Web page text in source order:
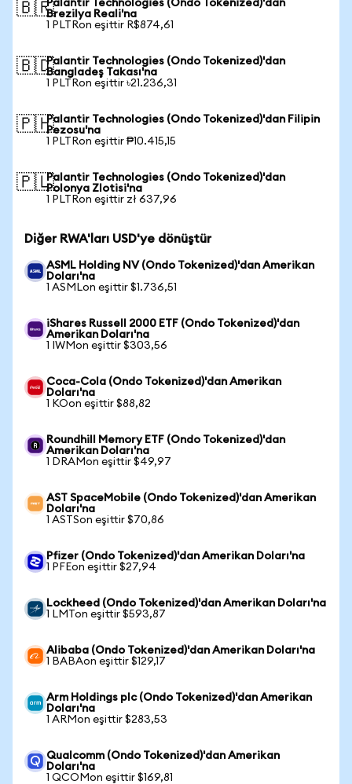
🇧🇷Palantir Technologies (Ondo Tokenized)'dan
Brezilya Reali'na
1 PLTRon eşittir R$874,61
🇧🇩Palantir Technologies (Ondo Tokenized)'dan
Bangladeş Takası'na
1 PLTRon eşittir ৳21.236,31
🇵🇭Palantir Technologies (Ondo Tokenized)'dan Filipin
Pezosu'na
1 PLTRon eşittir ₱10.415,15
🇵🇱Palantir Technologies (Ondo Tokenized)'dan
Polonya Zlotisi'na
1 PLTRon eşittir zł 637,96
Diğer RWA'ları USD'ye dönüştür
ASML Holding NV (Ondo Tokenized)'dan Amerikan
Doları'na
1 ASMLon eşittir $1.736,51
iShares Russell 2000 ETF (Ondo Tokenized)'dan
Amerikan Doları'na
1 IWMon eşittir $303,56
Coca-Cola (Ondo Tokenized)'dan Amerikan
Doları'na
1 KOon eşittir $88,82
Roundhill Memory ETF (Ondo Tokenized)'dan
Amerikan Doları'na
1 DRAMon eşittir $49,97
AST SpaceMobile (Ondo Tokenized)'dan Amerikan
Doları'na
1 ASTSon eşittir $70,86
Pfizer (Ondo Tokenized)'dan Amerikan Doları'na
1 PFEon eşittir $27,94
Lockheed (Ondo Tokenized)'dan Amerikan Doları'na
1 LMTon eşittir $593,87
Alibaba (Ondo Tokenized)'dan Amerikan Doları'na
1 BABAon eşittir $129,17
Arm Holdings plc (Ondo Tokenized)'dan Amerikan
Doları'na
1 ARMon eşittir $283,53
Qualcomm (Ondo Tokenized)'dan Amerikan
Doları'na
1 QCOMon eşittir $169,81